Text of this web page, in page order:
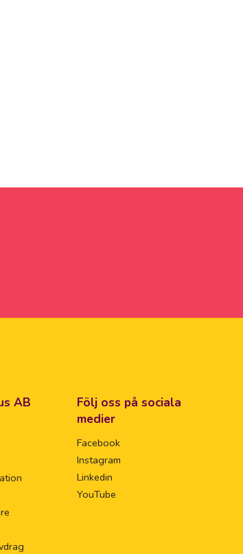
AB
Följ oss på sociala
medier
Facebook
Instagram
Linkedin
YouTube